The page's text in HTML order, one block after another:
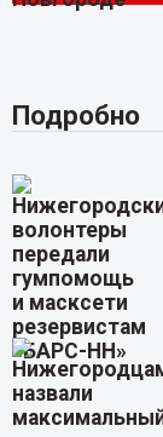
Подробно